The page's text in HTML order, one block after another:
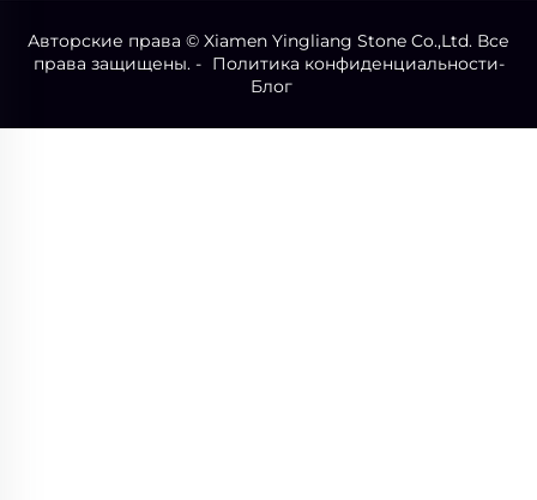
Авторские права © Xiamen Yingliang Stone Co.,Ltd. Все
права защищены. - Политика конфиденциальности-
Блог